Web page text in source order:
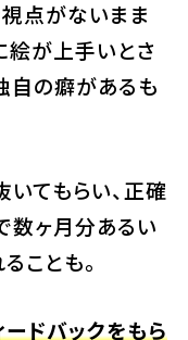
点がないまま
絵が上手いとさ
自の癖があるも
てもらい、正確
数ヶ月分あるい
ことも。
ドバックをもら